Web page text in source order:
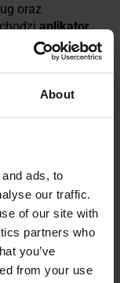
About
ads, to
our traffic.
of our site with
partners who
you’ve
from your use
oraz
aplikator
oraz
bezpieczny dla